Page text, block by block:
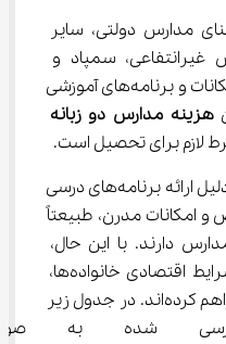
مدارس دولتی، سایر
سمپاد و
دوزبانه، در قبال ارائه خدمات، امکانات و برنامه‌های آموزشی
هزینه مدارس دو زبانه
به دلیل ارائه برنامه‌های درسی
و امکانات مدرن، طبیعتاً
دارند. با این حال،
بسیاری از این مدارس با درک شرایط اقتصادی خانواده‌ها،
گزینه‌های پرداخت اقساطی را فراهم کرده‌اند. در جدول زیر
بررسی شده